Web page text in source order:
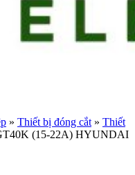
» Thiết bị đóng cắt » Thiết
(15-22A) HYUNDAI